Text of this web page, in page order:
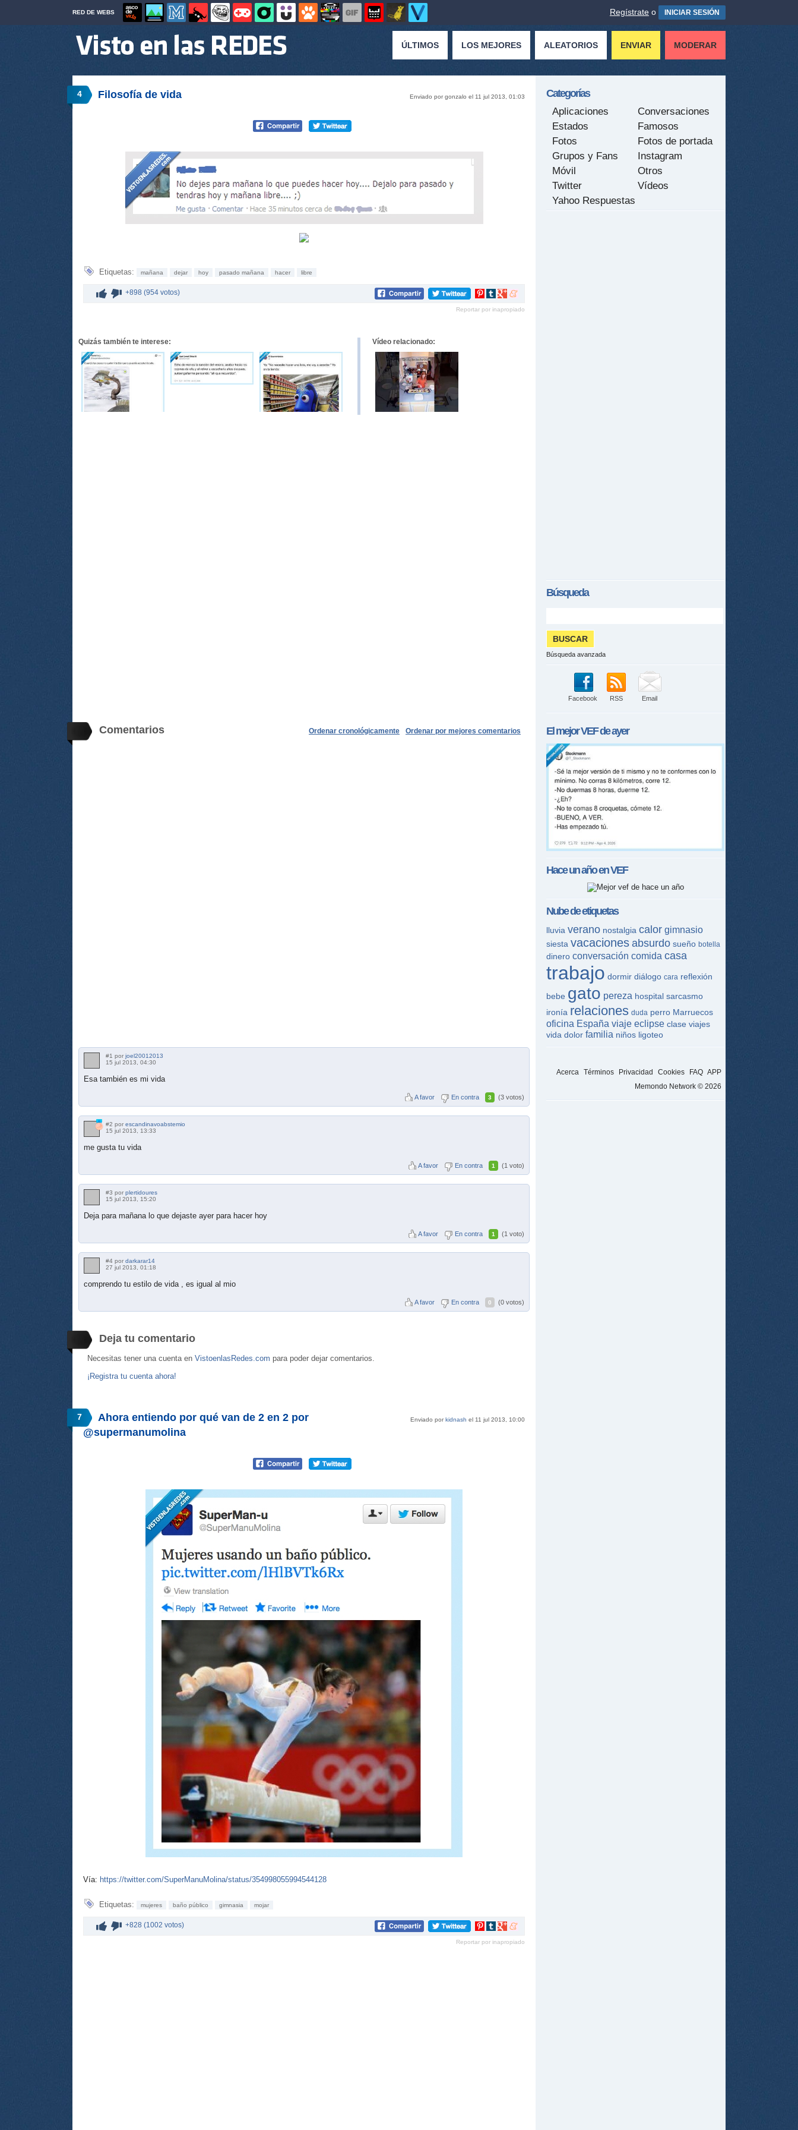
RED DE WEBS Regístrate o INICIAR SESIÓN
ÚLTIMOS LOS MEJORES ALEATORIOS ENVIAR MODERAR
4 Enviado por gonzalo el 11 jul 2013, 01:03
Filosofía de vida
Etiquetas: mañana dejar hoy pasado mañana hacer libre
+898 (954 votos)
Compartir
Pinterest
Compartir
tumblr
Compartir
Google+
Compartir
meneame
Reportar por inapropiado
Quizás también te interese: Vídeo relacionado:
Comentarios Ordenar por mejores comentarios
Ordenar cronológicamente
#1 por joel20012013
15 jul 2013, 04:30
Esa también es mi vida
A favor En contra 3 (3 votos)
#2 por escandinavoabstemio
15 jul 2013, 13:33
me gusta tu vida
A favor En contra 1 (1 voto)
#3 por plertidoures
15 jul 2013, 15:20
Deja para mañana lo que dejaste ayer para hacer hoy
A favor En contra 1 (1 voto)
#4 por darkarar14
27 jul 2013, 01:18
comprendo tu estilo de vida , es igual al mio
A favor En contra 0 (0 votos)
Deja tu comentario
Necesitas tener una cuenta en VistoenlasRedes.com para poder dejar comentarios.
¡Registra tu cuenta ahora!
7 Enviado porkidnash el 11 jul 2013, 10:00
Ahora entiendo por qué van de 2 en 2 por
@supermanumolina
Vía: https://twitter.com/SuperManuMolina/status/354998055994544128
Etiquetas: mujeres baño público gimnasia mojar
+828 (1002 votos)
Compartir
Pinterest
Compartir
tumblr
Compartir
Google+
Compartir
meneame
Reportar por inapropiado
Categorías
Aplicaciones
Conversaciones
Estados
Famosos
Fotos
Fotos de portada
Grupos y Fans
Instagram
Móvil
Otros
Twitter
Vídeos
Yahoo Respuestas
Búsqueda
Búsqueda avanzada
Facebook RSS Email
El mejorVEFde ayer
Hace un año enVEF
Nube de etiquetas
lluvia verano nostalgia calor gimnasio
siesta vacaciones absurdo sueño botella
dinero conversación comida casa
trabajo dormir diálogo cara reflexión
bebe gato pereza hospital sarcasmo
ironía relaciones duda perro Marruecos
oficina España viaje eclipse clase viajes
vida dolor familia niños ligoteo
Acerca Términos Privacidad Cookies FAQ APP
Memondo Network © 2026